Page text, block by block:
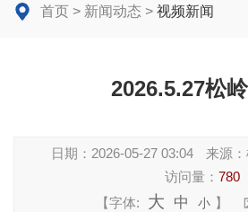
首页 > 新闻动态 > 视频新闻
2026.5.27松
日期： 2026-05-27 03:04 来源：
访问量： 780
【字体:
大 中 小 】